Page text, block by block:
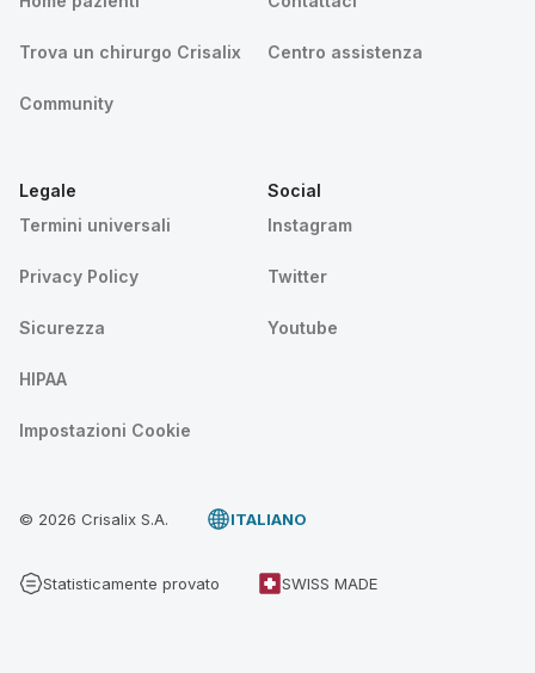
Trova un chirurgo Crisalix
Community
Centro assistenza
Legale
Termini universali
Privacy Policy
Sicurezza
HIPAA
Impostazioni Cookie
Social
Instagram
Twitter
Youtube
© 2026 Crisalix S.A. ITALIANO
Statisticamente provato SWISS MADE